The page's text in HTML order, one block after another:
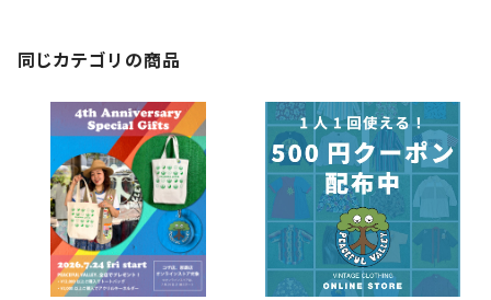
同じカテゴリの商品